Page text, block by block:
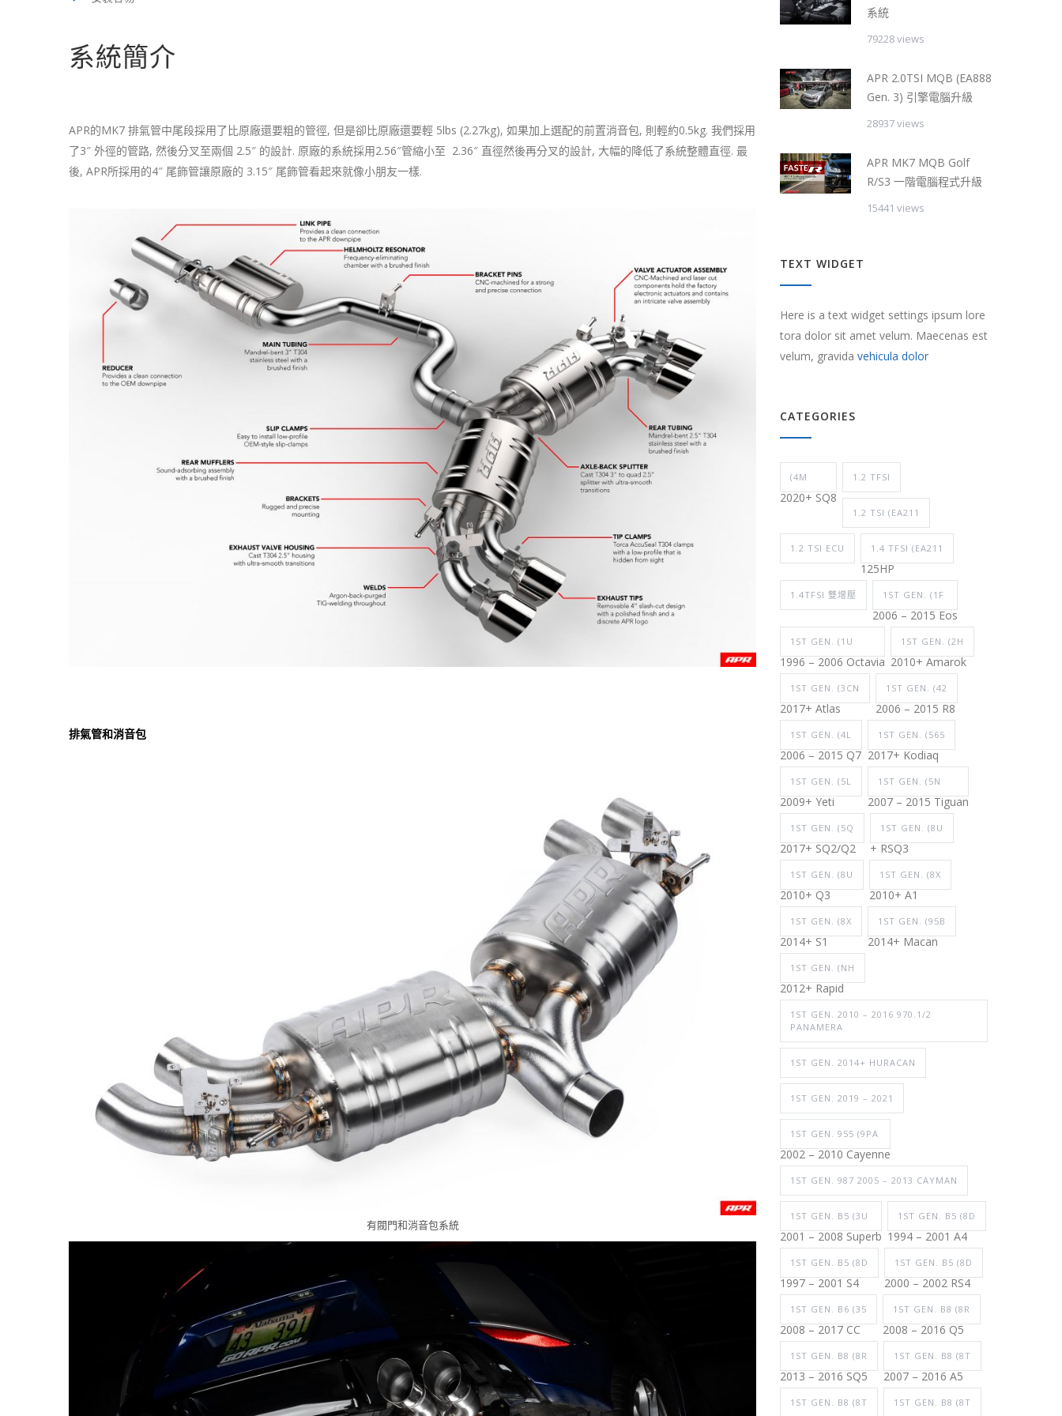
系統簡介
APR的MK7 排氣管中尾段採用了比原廠還要粗的管徑, 但是卻比原廠還要輕 5lbs (2.27kg), 如果加上選配的前置消音包, 則輕約0.5kg. 我們採用
了3″ 外徑的管路, 然後分叉至兩個 2.5″ 的設計. 原廠的系統採用2.56″管縮小至 2.36″ 直徑然後再分叉的設計, 大幅的降低了系統整體直徑. 最
後, APR所採用的4″ 尾飾管讓原廠的 3.15″ 尾飾管看起來就像小朋友一樣.
排氣管和消音包
有閥門和消音包系統
系統
79228 views
APR 2.0TSI MQB (EA888
Gen. 3) 引擎電腦升級
28937 views
APR MK7 MQB Golf
R/S3 一階電腦程式升級
15441 views
TEXT WIDGET
Here is a text widget settings ipsum lore
tora dolor sit amet velum. Maecenas est
velum, gravida vehicula dolor
CATEGORIES
(4M
2020+ SQ8
1.2 TFSI
1.2 TSI (EA211
1.2 TSI ECU 1.4 TFSI (EA211
125HP
1.4TFSI 雙增壓 1ST GEN. (1F
2006 – 2015 Eos
1ST GEN. (1U
1996 – 2006 Octavia
1ST GEN. (2H
2010+ Amarok
1ST GEN. (3CN
2017+ Atlas
1ST GEN. (42
2006 – 2015 R8
1ST GEN. (4L
2006 – 2015 Q7
1ST GEN. (565
2017+ Kodiaq
1ST GEN. (5L
2009+ Yeti
1ST GEN. (5N
2007 – 2015 Tiguan
1ST GEN. (5Q
2017+ SQ2/Q2
1ST GEN. (8U
+ RSQ3
1ST GEN. (8U
2010+ Q3
1ST GEN. (8X
2010+ A1
1ST GEN. (8X
2014+ S1
1ST GEN. (95B
2014+ Macan
1ST GEN. (NH
2012+ Rapid
1ST GEN. 2010 – 2016 970.1/2
PANAMERA
1ST GEN. 2014+ HURACAN
1ST GEN. 2019 – 2021
1ST GEN. 955 (9PA
2002 – 2010 Cayenne
1ST GEN. 987 2005 – 2013 CAYMAN
1ST GEN. B5 (3U
2001 – 2008 Superb
1ST GEN. B5 (8D
1994 – 2001 A4
1ST GEN. B5 (8D
1997 – 2001 S4
1ST GEN. B5 (8D
2000 – 2002 RS4
1ST GEN. B6 (35
2008 – 2017 CC
1ST GEN. B8 (8R
2008 – 2016 Q5
1ST GEN. B8 (8R
2013 – 2016 SQ5
1ST GEN. B8 (8T
2007 – 2016 A5
1ST GEN. B8 (8T 1ST GEN. B8 (8T